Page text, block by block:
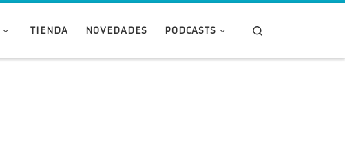
TIENDA NOVEDADES PODCASTS